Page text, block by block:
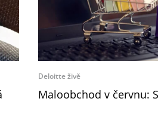
Deloitte živě
Maloobchod v červnu: